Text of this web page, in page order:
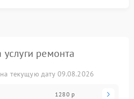
ремонта
текущую дату 09.08.2026
1280 р